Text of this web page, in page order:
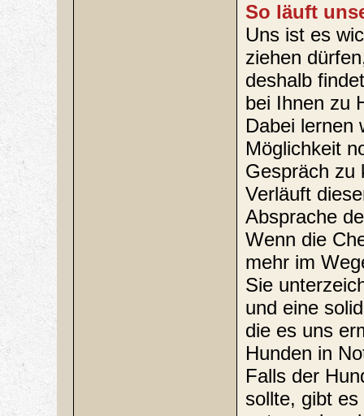
So läuft
Uns ist es
ziehen
deshalb
bei Ihnen zu
Dabei lernen
Möglichkeit
Gespräch zu
Verläuft
Absprache
Wenn die
mehr im
Sie
und eine
die es uns
Hunden in
Falls der
sollte, gibt